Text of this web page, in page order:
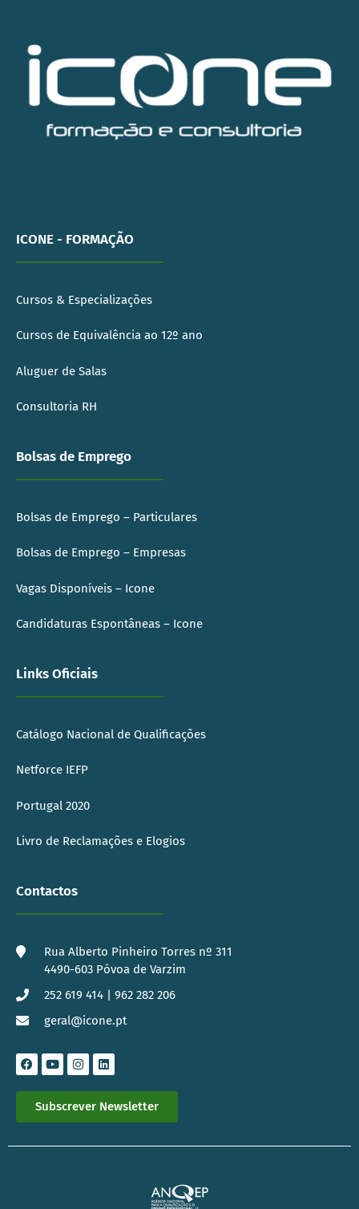
ICONE - FORMAÇÃO
Cursos & Especializações
Cursos de Equivalência ao 12º ano
Aluguer de Salas
Consultoria RH
Bolsas de Emprego
Bolsas de Emprego – Particulares
Bolsas de Emprego – Empresas
Vagas Disponíveis – Icone
Candidaturas Espontâneas – Icone
Links Oficiais
Catálogo Nacional de Qualificações
Netforce IEFP
Portugal 2020
Livro de Reclamações e Elogios
Contactos
Rua Alberto Pinheiro Torres nº 311
4490-603 Póvoa de Varzim
252 619 414 | 962 282 206
geral@icone.pt
Subscrever Newsletter